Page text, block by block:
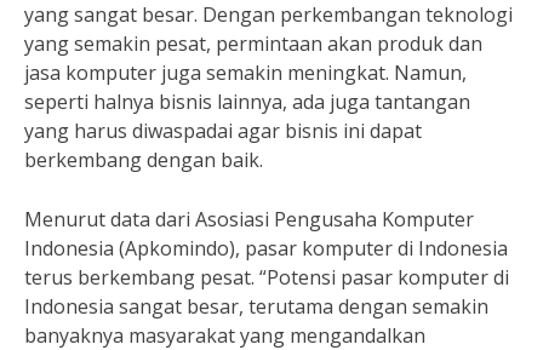
yang sangat besar. Dengan perkembangan teknologi
yang semakin pesat, permintaan akan produk dan
jasa komputer juga semakin meningkat. Namun,
seperti halnya bisnis lainnya, ada juga tantangan
yang harus diwaspadai agar bisnis ini dapat
berkembang dengan baik.
Menurut data dari Asosiasi Pengusaha Komputer
Indonesia (Apkomindo), pasar komputer di Indonesia
terus berkembang pesat. “Potensi pasar komputer di
Indonesia sangat besar, terutama dengan semakin
banyaknya masyarakat yang mengandalkan